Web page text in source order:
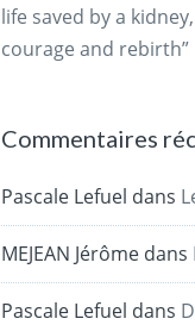
life saved by a
courage and rebirth”
Commentaires
Pascale Lefuel dans
MEJEAN Jérôme dans
Pascale Lefuel dans